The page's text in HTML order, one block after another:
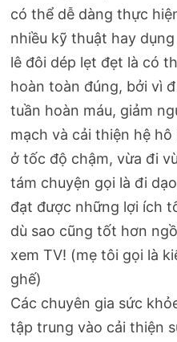
có thể dễ dàng thực
nhiều kỹ thuật hay
lê đôi dép lẹt đẹt là có
hoàn toàn đúng, bởi vì
tuần hoàn máu, giảm
mạch và cải thiện hệ
ở tốc độ chậm, vừa đi
tám chuyện gọi là đi
đạt được những lợi ích
dù sao cũng tốt hơn
xem TV! (mẹ tôi gọi là
ghế)
Các chuyên gia sức
tập trung vào cải thiện